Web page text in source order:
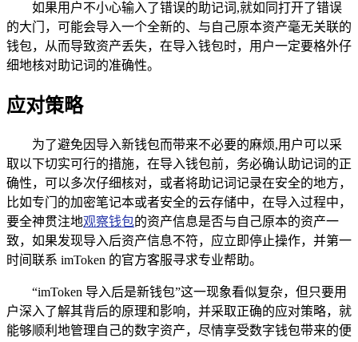
如果用户不小心输入了错误的助记词,就如同打开了错误
的大门，可能会导入一个全新的、与自己原本资产毫无关联的
钱包，从而导致资产丢失，在导入钱包时，用户一定要格外仔
细地核对助记词的准确性。
应对策略
为了避免因导入新钱包而带来不必要的麻烦,用户可以采
取以下切实可行的措施，在导入钱包前，务必确认助记词的正
确性，可以多次仔细核对，或者将助记词记录在安全的地方，
比如专门的加密笔记本或者安全的云存储中，在导入过程中，
要全神贯注地观察钱包的资产信息是否与自己原本的资产一
致，如果发现导入后资产信息不符，应立即停止操作，并第一
时间联系 imToken 的官方客服寻求专业帮助。
“imToken 导入后是新钱包”这一现象看似复杂，但只要用
户深入了解其背后的原理和影响，并采取正确的应对策略，就
能够顺利地管理自己的数字资产，尽情享受数字钱包带来的便